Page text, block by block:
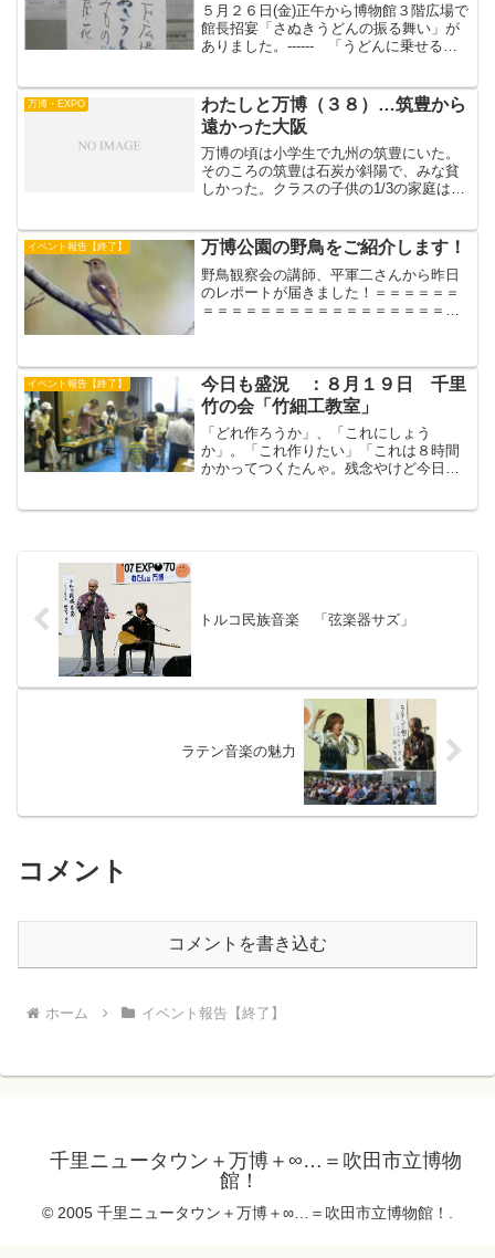
５月２６日(金)正午から博物館３階広場で
館長招宴「さぬきうどんの振る舞い」が
ありました。------ 「うどんに乗せるグ
て食べに行った 広報・おーちゃん）
万博・EXPO
わたしと万博（３８）…筑豊から
遠かった大阪
万博の頃は小学生で九州の筑豊にいた。
そのころの筑豊は石炭が斜陽で、みな貧
しかった。クラスの子供の1/3の家庭は生
いかだった。行ったやつに皆で話を聞い
た。そのころはまだ新...
イベント報告【終了】 万博公園の野鳥をご紹介します！
野鳥観察会の講師、平軍二さんから昨日
のレポートが届きました！＝＝＝＝＝＝
＝＝＝＝＝＝＝＝＝＝＝＝＝＝＝＝＝＝
鳥の写真は吹田野鳥...
イベント報告【終了】
今日も盛況 ：８月１９日 千里
竹の会「竹細工教室」
「どれ作ろうか」、「これにしょう
か」。「これ作りたい」「これは８時間
かかってつくたんゃ。残念やけど今日は
トルコ民族音楽 「弦楽器サズ」
ラテン音楽の魅力
コメント
コメントを書き込む
ホーム イベント報告【終了】
千里ニュータウン＋万博＋∞…＝吹田市立博物
館！
© 2005 千里ニュータウン＋万博＋∞…＝吹田市立博物館！.